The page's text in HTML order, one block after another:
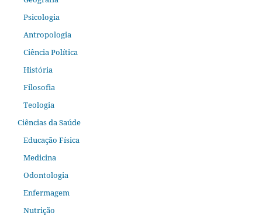
Psicologia
Antropologia
Ciência Política
História
Filosofia
Teologia
Ciências da Saúde
Educação Física
Medicina
Odontologia
Enfermagem
Nutrição